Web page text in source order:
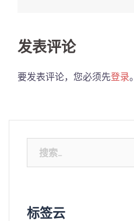
发表评论
要发表评论，您必须先登录。
索：
标签云